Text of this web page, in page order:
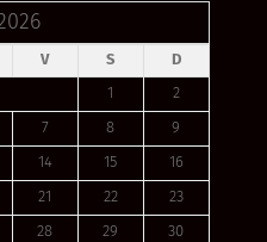
V S D
1 2
7 8 9
14 15 16
21 22 23
28 29 30